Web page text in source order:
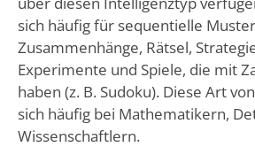
sich häufig für sequentielle
Zusammenhänge, Rätsel,
Experimente und Spiele, die mit
haben (z. B. Sudoku). Diese Art
sich häufig bei Mathematikern,
Wissenschaftlern.